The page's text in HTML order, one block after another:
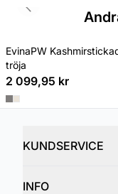
NYHET
EvinaPW
tröja
2 099,95 kr
Previous slide
KUNDSERVICE
INFO